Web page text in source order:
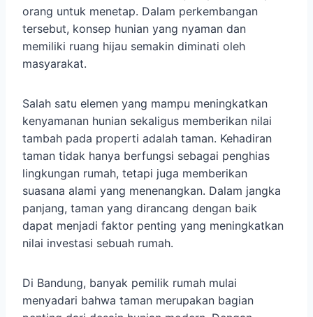
orang untuk menetap. Dalam perkembangan
tersebut, konsep hunian yang nyaman dan
memiliki ruang hijau semakin diminati oleh
masyarakat.
Salah satu elemen yang mampu meningkatkan
kenyamanan hunian sekaligus memberikan nilai
tambah pada properti adalah taman. Kehadiran
taman tidak hanya berfungsi sebagai penghias
lingkungan rumah, tetapi juga memberikan
suasana alami yang menenangkan. Dalam jangka
panjang, taman yang dirancang dengan baik
dapat menjadi faktor penting yang meningkatkan
nilai investasi sebuah rumah.
Di Bandung, banyak pemilik rumah mulai
menyadari bahwa taman merupakan bagian